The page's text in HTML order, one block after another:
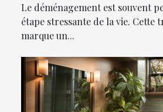
Le déménagement est souvent
étape stressante de la vie. Cette
marque un...